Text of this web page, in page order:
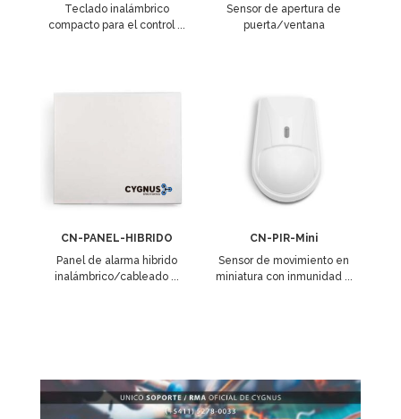
Teclado inalámbrico
compacto para el control ...
Sensor de apertura de
puerta/ventana
CN-PANEL-HIBRIDO
Panel de alarma hibrido
inalámbrico/cableado ...
CN-PIR-Mini
Sensor de movimiento en
miniatura con inmunidad ...